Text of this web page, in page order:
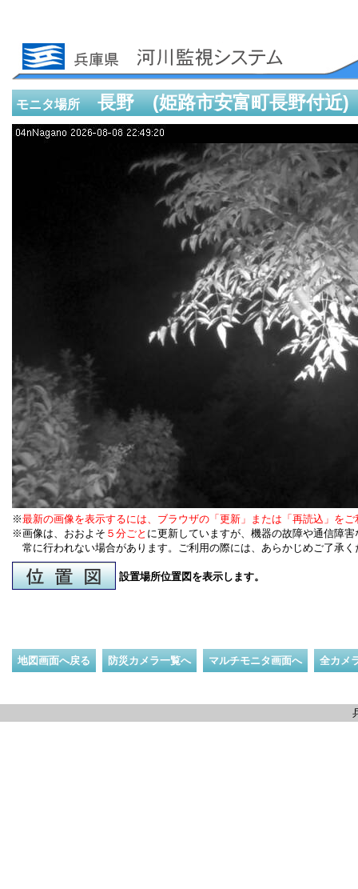
モニタ場所長野 (姫路市安富町長野付近)
※最新の画像を表示するには、ブラウザの「更新」または「再読込」を
※画像は、おおよそ ５分ごと に更新していますが、機器の故障や通信障
常に行われない場合があります。ご利用の際には、あらかじめご了承く
設置場所位置図を表示します。
地図画面へ戻る 防災カメラ一覧へ マルチモニタ画面へ 全カメ